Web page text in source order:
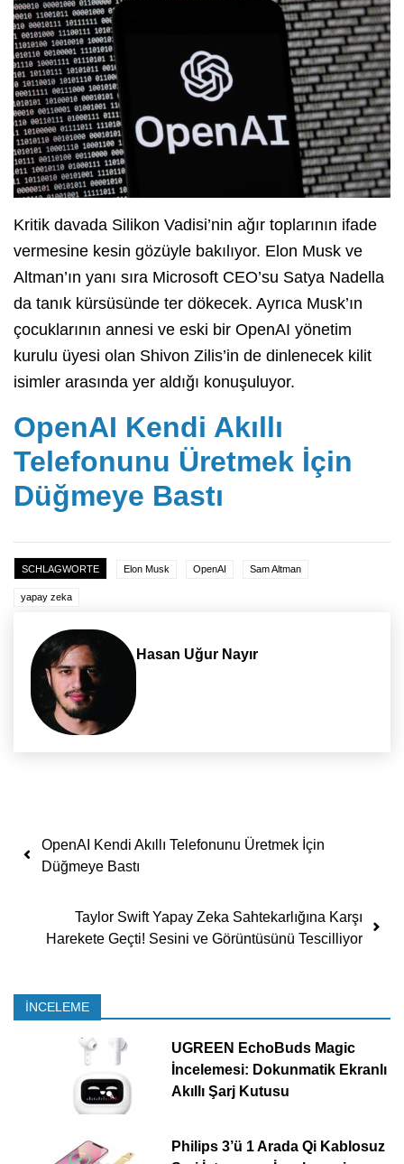
Kritik davada Silikon Vadisi’nin ağır toplarının ifade
vermesine kesin gözüyle bakılıyor. Elon Musk ve
Altman’ın yanı sıra Microsoft CEO’su Satya Nadella
da tanık kürsüsünde ter dökecek. Ayrıca Musk’ın
çocuklarının annesi ve eski bir OpenAI yönetim
kurulu üyesi olan Shivon Zilis’in de dinlenecek kilit
isimler arasında yer aldığı konuşuluyor.
OpenAI Kendi Akıllı
Telefonunu Üretmek İçin
Düğmeye Bastı
SCHLAGWORTE Elon Musk OpenAI Sam Altman
yapay zeka
Hasan Uğur Nayır
Yazı dolaşımı
OpenAI Kendi Akıllı Telefonunu Üretmek İçin
Düğmeye Bastı
Taylor Swift Yapay Zeka Sahtekarlığına Karşı
Harekete Geçti! Sesini ve Görüntüsünü Tescilliyor
İNCELEME
UGREEN EchoBuds Magic
İncelemesi: Dokunmatik Ekranlı
Akıllı Şarj Kutusu
Philips 3’ü 1 Arada Qi Kablosuz